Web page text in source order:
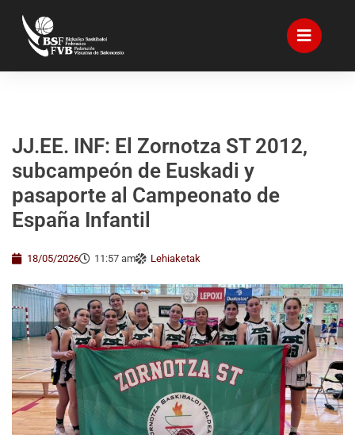
JJ.EE. INF: El Zornotza ST 2012,
subcampeón de Euskadi y
pasaporte al Campeonato de
España Infantil
18/05/2026 11:57 am Lehiaketak